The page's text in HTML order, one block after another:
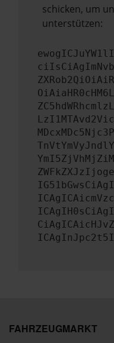
schicken, um
unterstützen:
FAHRZEUGMARKT